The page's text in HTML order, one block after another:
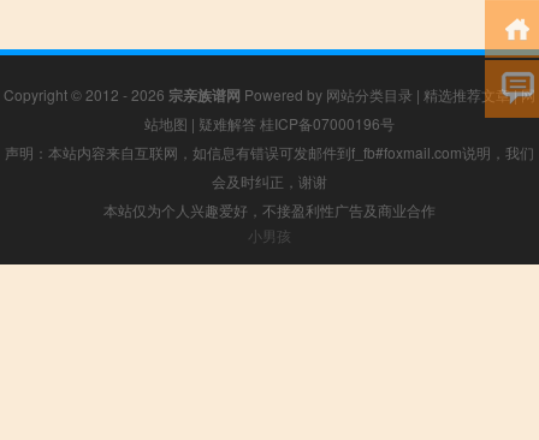
Copyright © 2012 - 2026 宗亲族谱网 Powered by 网站分类目录 | 精选推荐文章|网
站地图 | 疑难解答 桂ICP备07000196号
声明：本站内容来自互联网，如信息有错误可发邮件到f_fb#foxmail.com说明，我们
会及时纠正，谢谢
本站仅为个人兴趣爱好，不接盈利性广告及商业合作
小男孩